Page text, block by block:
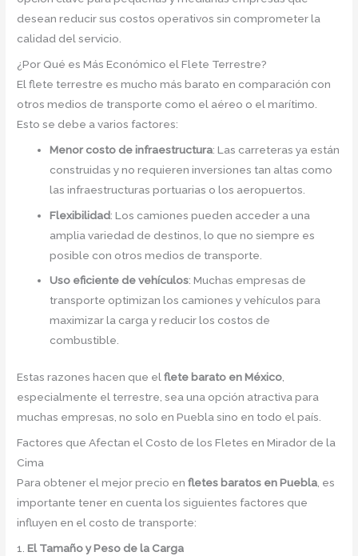
desean reducir sus costos operativos sin comprometer la
calidad del servicio.
¿Por Qué es Más Económico el Flete Terrestre?
El flete terrestre es mucho más barato en comparación con
otros medios de transporte como el aéreo o el marítimo.
Esto se debe a varios factores:
Menor costo de infraestructura: Las carreteras ya están
construidas y no requieren inversiones tan altas como
las infraestructuras portuarias o los aeropuertos.
Flexibilidad: Los camiones pueden acceder a una
amplia variedad de destinos, lo que no siempre es
posible con otros medios de transporte.
Uso eficiente de vehículos: Muchas empresas de
transporte optimizan los camiones y vehículos para
maximizar la carga y reducir los costos de
combustible.
Estas razones hacen que elflete barato en México
especialmente el terrestre, sea una opción atractiva para
muchas empresas, no solo en Puebla sino en todo el país.
Factores que Afectan el Costo de los Fletes en Mirador de la
Cima
Para obtener el mejor precio enfletes baratos en Puebla , es
importante tener en cuenta los siguientes factores que
influyen en el costo de transporte:
1.El Tamaño y Peso de la Carga